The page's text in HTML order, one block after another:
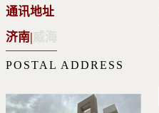
通讯地址
济南|
POSTAL ADDRESS